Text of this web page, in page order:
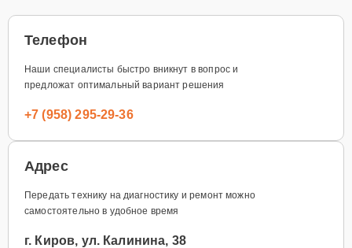
Телефон
Наши специалисты быстро вникнут в вопрос и
предложат оптимальный вариант решения
+7 (958) 295-29-36
Адрес
Передать технику на диагностику и ремонт можно
самостоятельно в удобное время
г. Киров, ул. Калинина, 38